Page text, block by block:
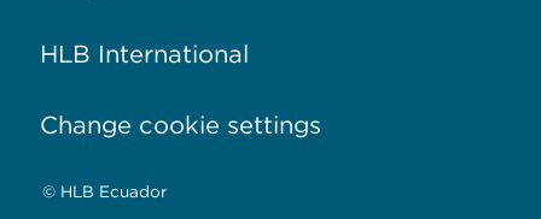
HLB International
Change cookie settings
© HLB Ecuador